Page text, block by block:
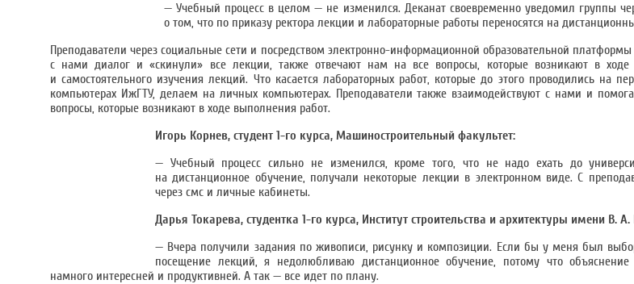
— Учебный процесс в целом — не изменился. Деканат своевременно уведомил группы
о том, что по приказу ректора лекции и лабораторные работы переносятся на
Преподаватели через социальные сети и посредством электронно-информационной образовательной платформы
с нами диалог и «скинули» все лекции, также отвечают нам на все вопросы, которые возникают в ходе
и самостоятельного изучения лекций. Что касается лабораторных работ, которые до этого проводились на
компьютерах ИжГТУ, делаем на личных компьютерах. Преподаватели также взаимодействуют с нами и
вопросы, которые возникают в ходе выполнения работ.
Игорь Корнев, студент 1-го курса, Машиностроительный факультет:
— Учебный процесс сильно не изменился, кроме того, что не надо ехать до
на дистанционное обучение, получали некоторые лекции в электронном виде. С
через смс и личные кабинеты.
Дарья Токарева, студентка 1-го курса, Институт строительства и архитектуры имени В.
— Вчера получили задания по живописи, рисунку и композиции. Если бы у меня был
посещение лекций, я недолюбливаю дистанционное обучение, потому что объяснение
намного интересней и продуктивней. А так — все идет по плану.